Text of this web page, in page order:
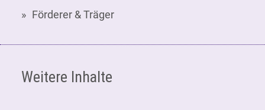
Förderer & Träger
Weitere Inhalte